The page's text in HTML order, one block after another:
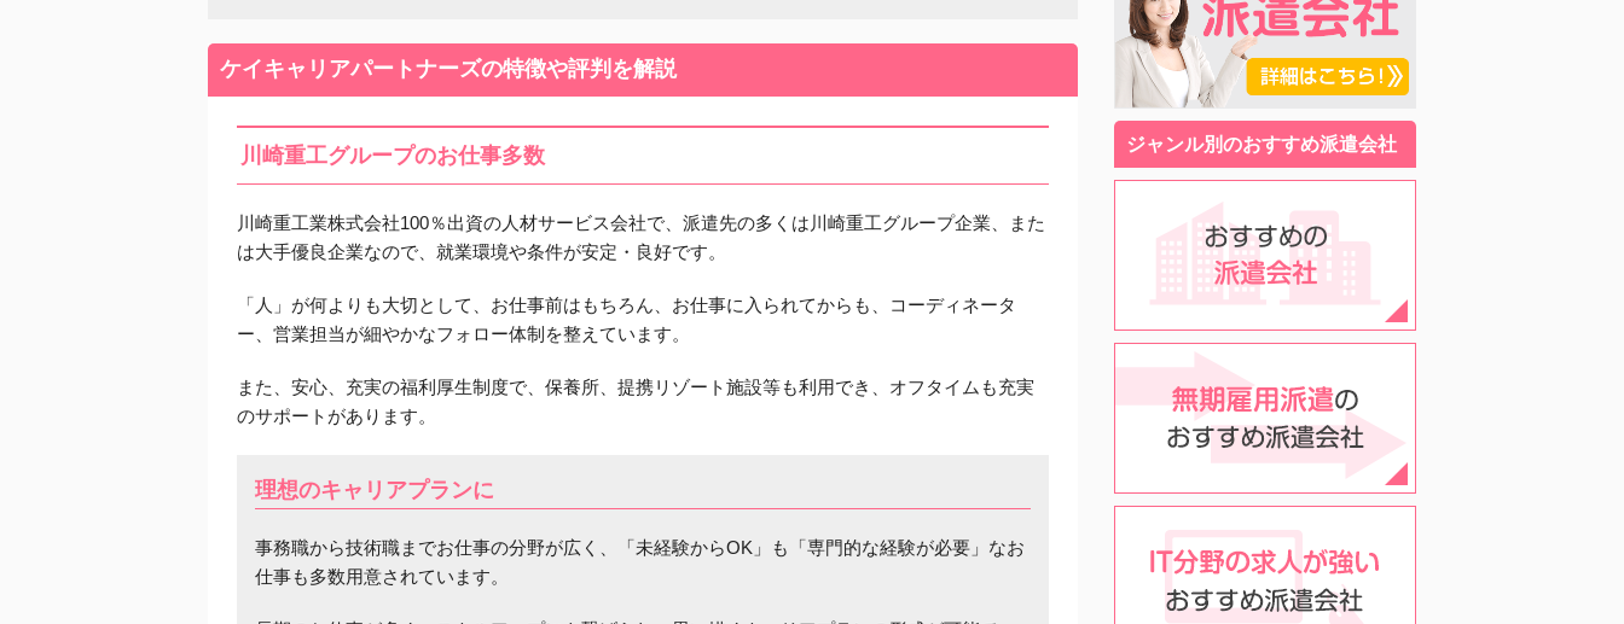
ケイキャリアパートナーズの特徴や評判を解説
川崎重工グループのお仕事多数
川崎重工業株式会社100％出資の人材サービス会社で、派遣先の多くは川崎重工グループ企業、また
は大手優良企業なので、就業環境や条件が安定・良好です。
「人」が何よりも大切として、お仕事前はもちろん、お仕事に入られてからも、コーディネータ
ー、営業担当が細やかなフォロー体制を整えています。
また、安心、充実の福利厚生制度で、保養所、提携リゾート施設等も利用でき、オフタイムも充実
のサポートがあります。
理想のキャリアプランに
事務職から技術職までお仕事の分野が広く、「未経験からOK」も「専門的な経験が必要」なお
仕事も多数用意されています。
ジャンル別のおすすめ派遣会社